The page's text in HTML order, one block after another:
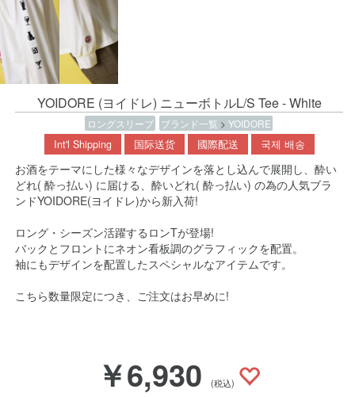
YOIDORE (ヨイドレ) ニューボトルL/S Tee - White
ロングスリーブ ブランド一覧 >YOIDORE
Int'l Shipping 国际送货 國際配送 국제 배송
お酒をテーマにした様々なデザインを落とし込んで展開し、酔い
どれ( 酔っ払い) に届ける、酔いどれ( 酔っ払い) の為の人気ブラ
ンドYOIDORE(ヨイドレ)から新入荷!
ロング・シーズン活躍するロンTが登場!
バックとフロントにネオン看板調のグラフィックを配置。
袖にもデザインを配置したスペシャルなアイテムです。
こちら数量限定につき、ご注文はお早めに!
￥6,930 (税込)